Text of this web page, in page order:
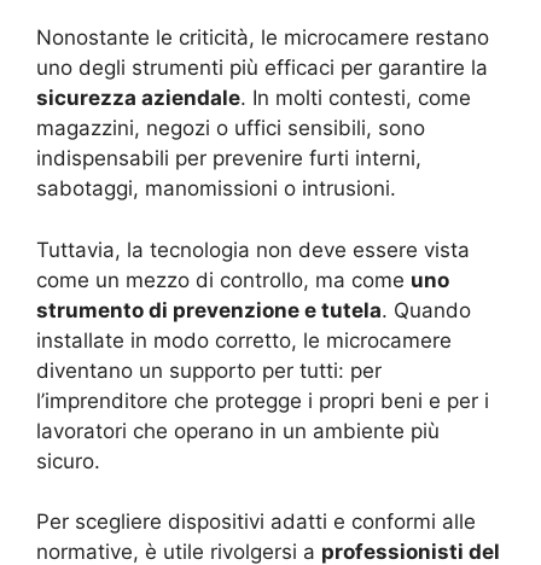
Nonostante le criticità, le microcamere restano
uno degli strumenti più efficaci per garantire la
sicurezza aziendale. In molti contesti, come
magazzini, negozi o uffici sensibili, sono
indispensabili per prevenire furti interni,
sabotaggi, manomissioni o intrusioni.
Tuttavia, la tecnologia non deve essere vista
come un mezzo di controllo, ma come uno
strumento di prevenzione e tutela. Quando
installate in modo corretto, le microcamere
diventano un supporto per tutti: per
l’imprenditore che protegge i propri beni e per i
lavoratori che operano in un ambiente più
sicuro.
Per scegliere dispositivi adatti e conformi alle
normative, è utile rivolgersi a professionisti del